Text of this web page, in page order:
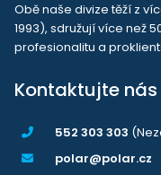
Obě naše divize těží z
1993), sdružují více než
profesionalitu a
Kontaktujte nás
552 303 303
polar@polar.cz